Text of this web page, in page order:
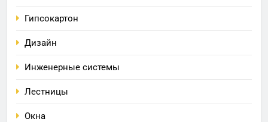
Гипсокартон
Дизайн
Инженерные системы
Лестницы
Окна